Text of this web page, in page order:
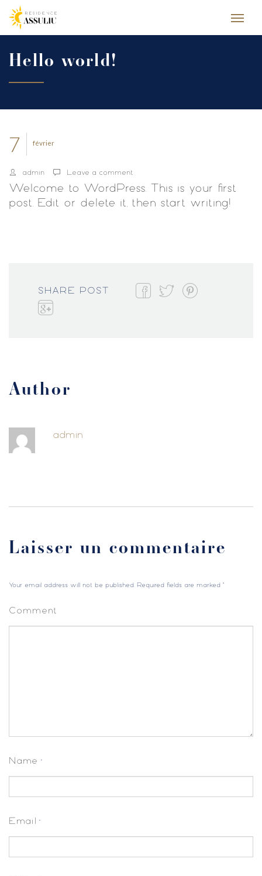
Hello world!
février
7
admin Leave a comment
Welcome to WordPress. This is your first
post. Edit or delete it, then start writing!
SHARE POST
Author
admin
Laisser un commentaire
Your email address will not be published. Required fields are marked *
Comment
Name *
Email *